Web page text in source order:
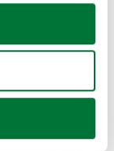
geográfica
activamente
(huellas
procesan sus